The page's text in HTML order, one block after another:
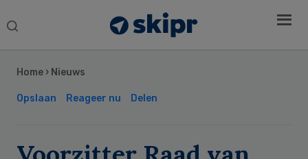
Search
Home › Nieuws
Opslaan Reageer nu Delen
Sidebar